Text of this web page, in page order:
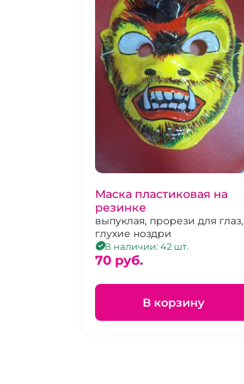
Маска пластиковая на
резинке
выпуклая, прорези для глаз,
глухие ноздри
В наличии: 42 шт.
70 pуб.
В корзину